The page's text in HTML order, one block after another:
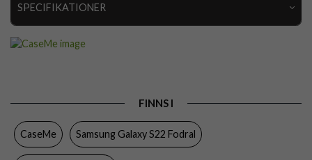
SPECIFIKATIONER
Kortfack, RFID-skydd, Stativfunktion
Färg
FINNS I
CaseMe Samsung Galaxy S22 Fodral